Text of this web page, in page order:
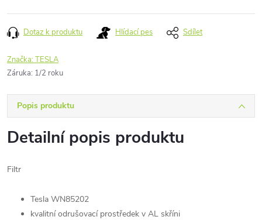
Dotaz k produktu Hlídací pes Sdílet
Značka:TESLA
Záruka: 1/2 roku
Popis produktu
Detailní popis produktu
Filtr
Tesla WN85202
kvalitní odrušovací prostředek v AL skříni